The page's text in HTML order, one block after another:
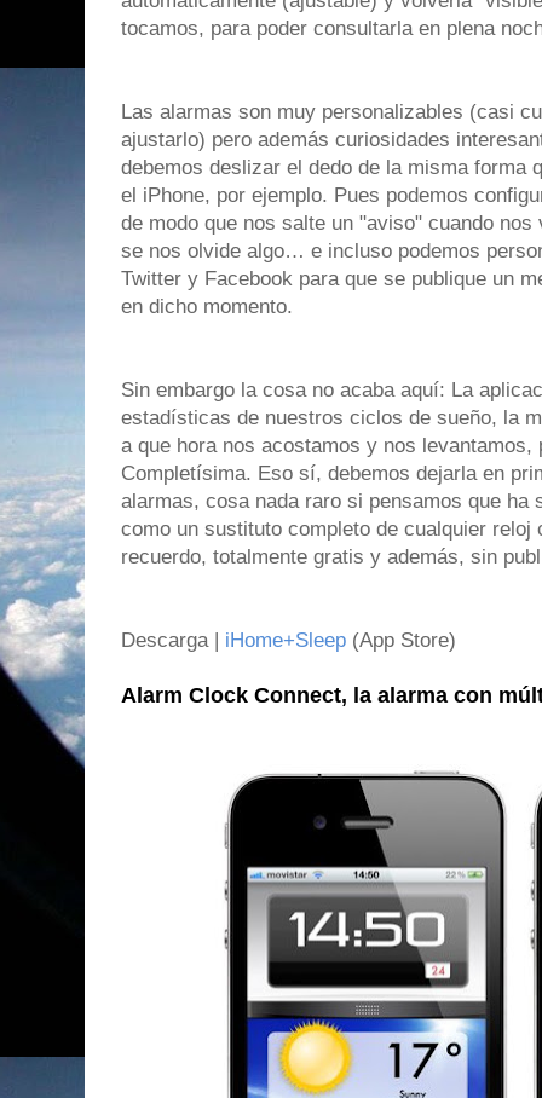
tocamos, para poder consultarla en plena
Las alarmas son muy personalizables (casi
ajustarlo) pero además curiosidades
debemos deslizar el dedo de la misma forma
el iPhone, por ejemplo. Pues podemos
de modo que nos salte un "aviso" cuando
se nos olvide algo… e incluso podemos
Twitter y Facebook para que se publique un
en dicho momento.
Sin embargo la cosa no acaba aquí: La
estadísticas de nuestros ciclos de sueño, la
a que hora nos acostamos y nos
Completísima. Eso sí, debemos dejarla en
alarmas, cosa nada raro si pensamos que ha
como un sustituto completo de cualquier reloj
recuerdo, totalmente gratis y además, sin
Descarga | iHome+Sleep (App Store)
Alarm Clock Connect, la alarma con